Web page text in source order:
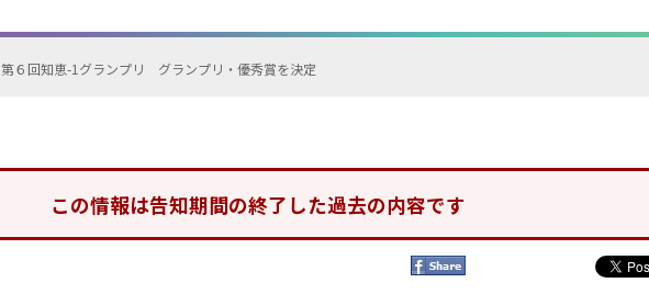
第６回知恵-1グランプリ グランプリ・優秀賞を決定
この情報は告知期間の終了した過去の内容です